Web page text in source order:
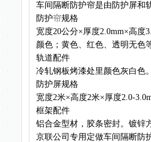
车间隔断防护帘是由防护屏和
防护帘规格
宽度20公分×厚度2.0mm×高
颜色；黄色、红色、透明无色
轨道配件
冷轧钢板烤漆处里颜色灰白色
防护屏规格
宽度2米×高度2米×厚度2.0-
框架配件
铝合金型材，胶条密封。镀锌
京联公司专用定做车间隔断防